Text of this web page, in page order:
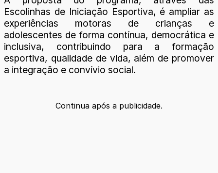
Escolinhas de Iniciação Esportiva, é ampliar as
experiências motoras de crianças e
adolescentes de forma contínua, democrática e
inclusiva, contribuindo para a formação
esportiva, qualidade de vida, além de promover
a integração e convívio social.
Continua após a publicidade.